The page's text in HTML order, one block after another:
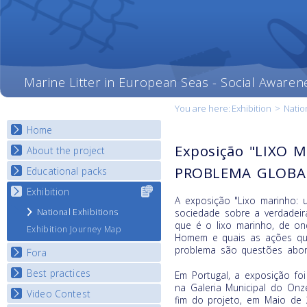
Marine Litter in European Seas - Social
You are here: Exhibition >
Home
About the project
Objectives
Deliverables
Partners
Educational packs
E-learning course round I
E-learning course round II
E-learning course round III
E-learning course round IV
Exhibition
National Exhibitions
Exhibition Journey Map
Fora
National Fora Outcomes
Best practices
Best Practice Guide
Video Contest
for your
country
Exposição "LIXO
PROBLEMA
A exposição "Lixo marinho:
sociedade sobre a
que é o lixo marinho, de
Homem e quais as ações
problema são questões
Em Portugal, a exposição
na Galeria Municipal do
fim do projeto, em Maio de